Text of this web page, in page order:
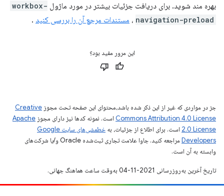
بهره مند شوید. برای دریافت جزئیات بیشتر در مورد ماژول workbox-
navigation-preload ، مستندات مرجع آن را بررسی کنید .
این مرور مفید بود؟
جز در مواردی که غیر از این ذکر شده باشد،‌محتوای این صفحه تحت مجوز Creative
Commons Attribution 4.0 License است. نمونه کدها نیز دارای مجوز Apache
2.0 License است. برای اطلاع از جزئیات، به
خطمشی‌های سایت Google
Developers‏
مراجعه کنید. جاوا علامت تجاری ثبت‌شده Oracle و/یا شرکت‌های
وابسته به آن است.
تاریخ آخرین به‌روزرسانی 2021-11-04 به‌وقت ساعت هماهنگ جهانی.